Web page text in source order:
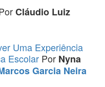
Cláudio Luiz
Uma Experiência
Escolar Por Nyna
Garcia Neira